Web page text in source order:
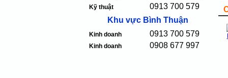
Kỹ thuật
0913 700 579
Khu vực Bình Thuận
Kinh doanh 0913 700 579
Kinh doanh 0908 677 997